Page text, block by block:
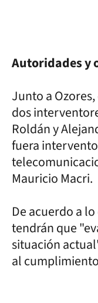
Autoridades y
Junto a
dos
Roldán y
fuera
Mauricio Macri.
De acuerdo a
tendrán que
situación
al